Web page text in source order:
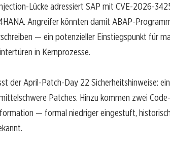
Lücke adressiert SAP mit CVE-2026-
Angreifer könnten damit ABAP-
— ein potenzieller Einstiegspunkt für
in Kernprozesse.
der April-Patch-Day 22 Sicherheitshinweise:
Patches. Hinzu kommen zwei
— formal niedriger eingestuft,